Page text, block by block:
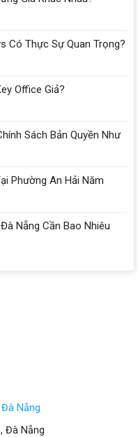
Có Thực Sự Quan Trọng?
Office Giả?
Sách Bản Quyền Như
Phường An Hải Năm
Nẵng Cần Bao Nhiêu
Nẵng
Đà Nẵng